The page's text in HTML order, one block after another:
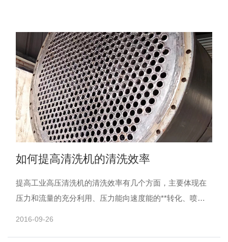
如何提高清洗机的清洗效率
提高工业高压清洗机的清洗效率有几个方面，主要体现在
压力和流量的充分利用、压力能向速度能的**转化、喷嘴
2016-09-26